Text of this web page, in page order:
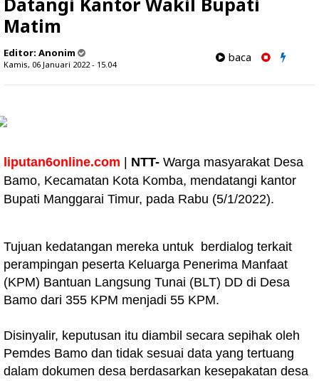
Matim
Editor: Anonim
Kamis, 06 Januari 2022 - 15.04
baca
liputan6online.com NTT- Warga masyarakat Desa
Bamo, Kecamatan Kota Komba, mendatangi kantor
Bupati Manggarai Timur, pada Rabu (5/1/2022).
Tujuan kedatangan mereka untuk berdialog terkait
perampingan peserta Keluarga Penerima Manfaat
(KPM) Bantuan Langsung Tunai (BLT) DD di Desa
Bamo dari 355 KPM menjadi 55 KPM.
Disinyalir, keputusan itu diambil secara sepihak oleh
Pemdes Bamo dan tidak sesuai data yang tertuang
dalam dokumen desa berdasarkan kesepakatan desa